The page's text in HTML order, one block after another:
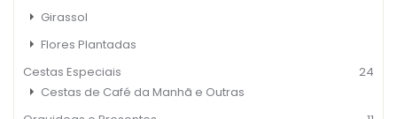
Girassol
Flores Plantadas
Cestas Especiais
24
Cestas de Café da Manhã e Outras